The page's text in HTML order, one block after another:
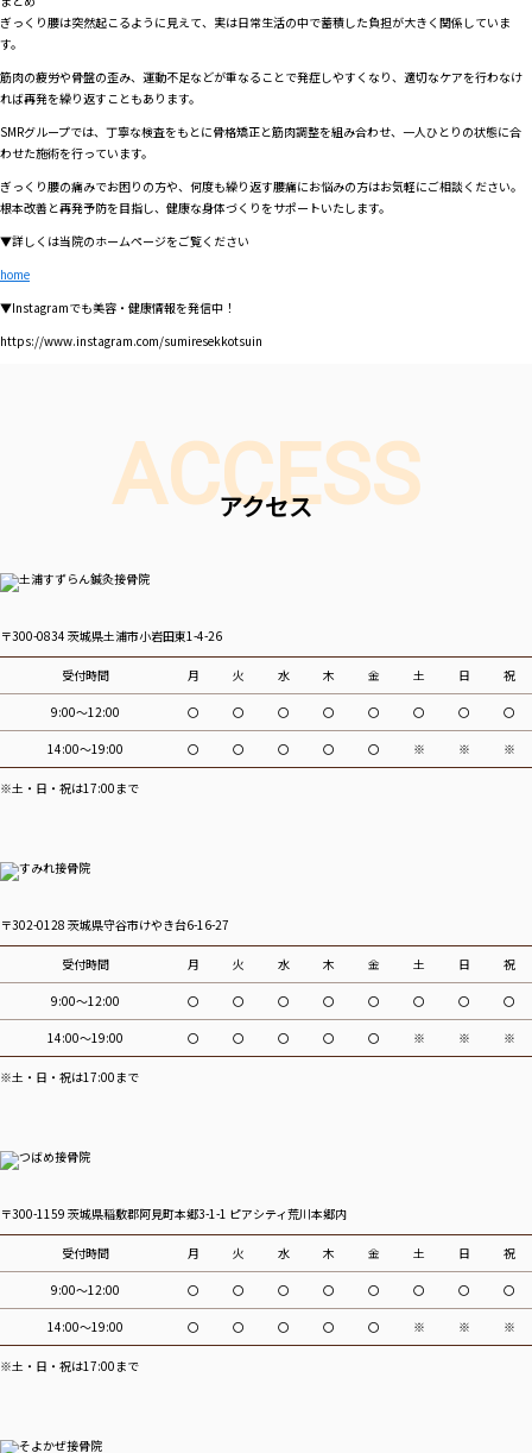
ぎっくり腰は突然起こるように見えて、実は日常生活の中で蓄積した負担が大きく関係していま
す。
筋肉の疲労や骨盤の歪み、運動不足などが重なることで発症しやすくなり、適切なケアを行わなけ
れば再発を繰り返すこともあります。
SMRグループでは、丁寧な検査をもとに骨格矯正と筋肉調整を組み合わせ、一人ひとりの状態に合
わせた施術を行っています。
ぎっくり腰の痛みでお困りの方や、何度も繰り返す腰痛にお悩みの方はお気軽にご相談ください。
根本改善と再発予防を目指し、健康な身体づくりをサポートいたします。
▼詳しくは当院のホームページをご覧ください
home
▼Instagramでも美容・健康情報を発信中！
https://www.instagram.com/sumiresekkotsuin
ACCESS
アクセス
〒300-0834 茨城県土浦市小岩田東1-4-26
受付時間 月 火 水 木 金 土 日 祝
9:00～12:00 〇 〇 〇 〇 〇 〇 〇 〇
14:00～19:00 〇 〇 〇 〇 〇 ※ ※ ※
※土・日・祝は17:00まで
〒302-0128 茨城県守谷市けやき台6-16-27
受付時間 月 火 水 木 金 土 日 祝
9:00～12:00 〇 〇 〇 〇 〇 〇 〇 〇
14:00～19:00 〇 〇 〇 〇 〇 ※ ※ ※
※土・日・祝は17:00まで
〒300-1159 茨城県稲敷郡阿見町本郷3-1-1 ピアシティ荒川本郷内
受付時間 月 火 水 木 金 土 日 祝
9:00～12:00 〇 〇 〇 〇 〇 〇 〇 〇
14:00～19:00 〇 〇 〇 〇 〇 ※ ※ ※
※土・日・祝は17:00まで